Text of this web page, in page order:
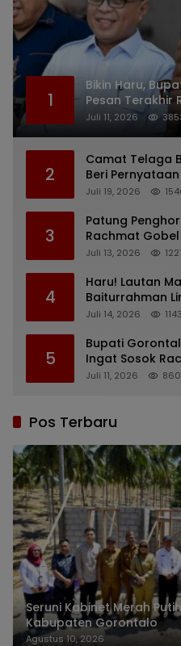
1
Bikin Haru,
Pesan Terakhir
Sebelum Wafat
Juli 11, 2026
2
Camat Telaga
Beri
Barat yang
Juli 19, 2026
3
Patung
Rachmat
yang Diusulkan
Juli 13, 2026 1221
4
Haru! Lautan
Baiturrahman
Almarhum
Juli 14, 2026 1143
5
Bupati
Ingat Sosok
Juli 11, 2026 860
Pos Terbaru
Seruni Kabinet Merah
Kabupaten Gorontalo
Agustus 10, 2026